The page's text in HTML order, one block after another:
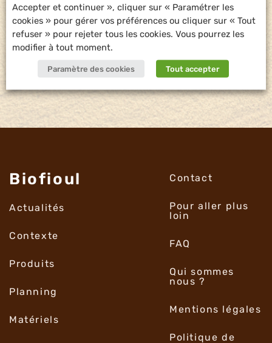
Biofioul
Actualités
Contexte
Produits
Planning
Matériels
Contact
Pour aller plus
loin
FAQ
Qui sommes
nous ?
Mentions légales
Politique de
Accepter et continuer », cliquer sur « Paramétrer les
cookies » pour gérer vos préférences ou cliquer sur « Tout
refuser » pour rejeter tous les cookies. Vous pourrez les
modifier à tout moment.
Paramètre des cookies Tout accepter